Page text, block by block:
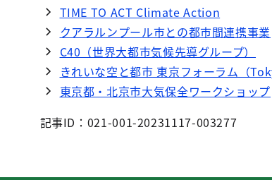
TIME TO ACT Climate Action
クアラルンプール市との都市間連携事業
C40（世界大都市気候先導グループ）
きれいな空と都市 東京フォーラム（
東京都・北京市大気保全ワークショップ
記事ID：021-001-20231117-003277